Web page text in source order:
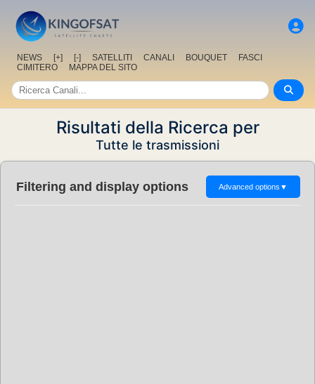
NEWS [+] [-] SATELLITI CANALI BOUQUET
FASCI
CIMITERO
MAPPA DEL SITO
Risultati della Ricerca per
Tutte le trasmissioni
Filtering and display options Advanced options ▼